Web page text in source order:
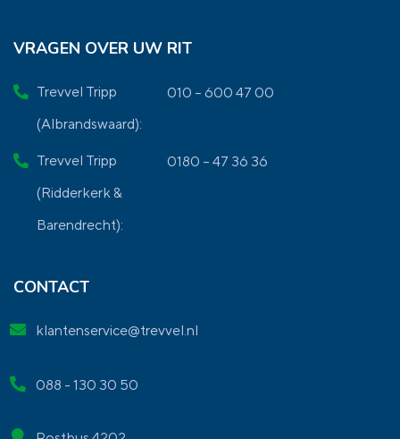
VRAGEN OVER UW RIT
Trevvel Tripp
(Albrandswaard):
010 – 600 47 00
Trevvel Tripp
(Ridderkerk &
Barendrecht):
0180 – 47 36 36
CONTACT
klantenservice@trevvel.nl
088 - 130 30 50